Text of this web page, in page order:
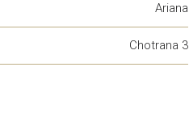
Ariana
Chotrana 3